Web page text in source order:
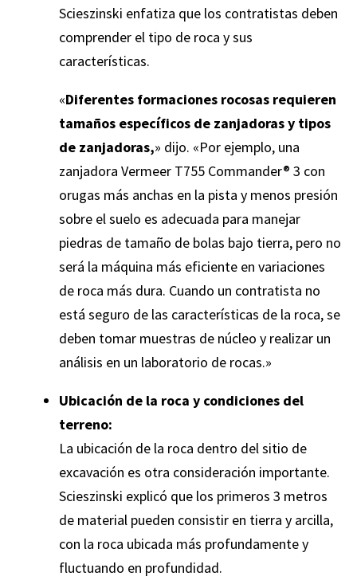
Scieszinski enfatiza que los contratistas deben
comprender el tipo de roca y sus
características.
«Diferentes formaciones rocosas requieren
tamaños específicos de zanjadoras y tipos
de zanjadoras,» dijo. «Por ejemplo, una
zanjadora Vermeer T755 Commander® 3 con
orugas más anchas en la pista y menos presión
sobre el suelo es adecuada para manejar
piedras de tamaño de bolas bajo tierra, pero no
será la máquina más eficiente en variaciones
de roca más dura. Cuando un contratista no
está seguro de las características de la roca, se
deben tomar muestras de núcleo y realizar un
análisis en un laboratorio de rocas.»
Ubicación de la roca y condiciones del
terreno:
La ubicación de la roca dentro del sitio de
excavación es otra consideración importante.
Scieszinski explicó que los primeros 3 metros
de material pueden consistir en tierra y arcilla,
con la roca ubicada más profundamente y
fluctuando en profundidad.